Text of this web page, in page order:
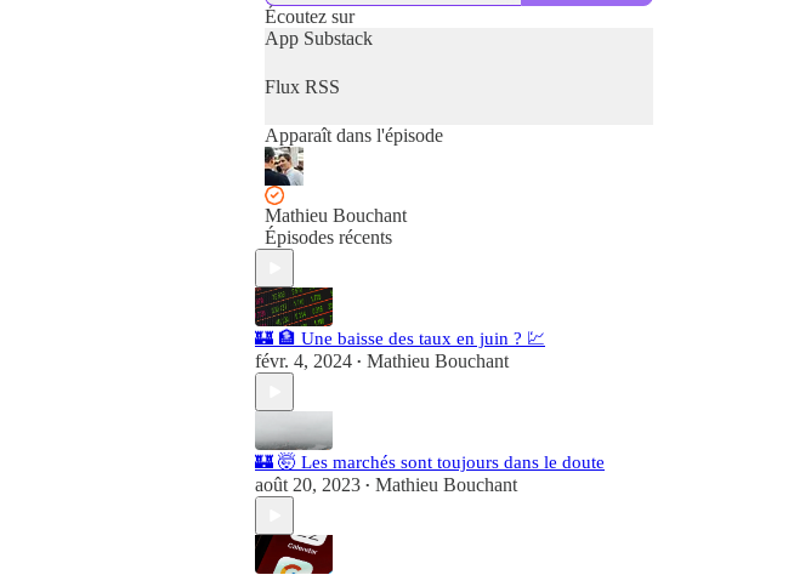
Écoutez sur
App Substack
Flux RSS
Apparaît dans l'épisode
Mathieu Bouchant
Épisodes récents
🏰 🏦 Une baisse des taux en juin ? 💹
févr. 4, 2024 • Mathieu Bouchant
🏰 🤯 Les marchés sont toujours dans le doute
août 20, 2023 • Mathieu Bouchant